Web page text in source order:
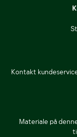
Kontakt
Materiale på